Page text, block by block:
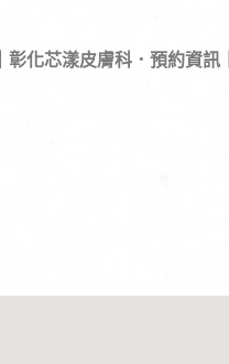
｜彰化芯漾皮膚科．預約資訊｜